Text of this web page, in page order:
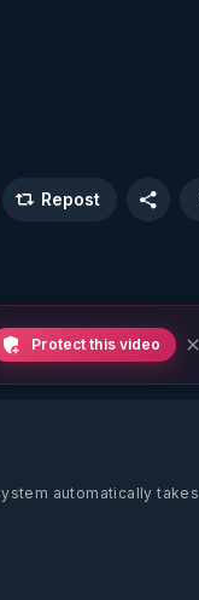
Repost
Protect this video
automatically takes